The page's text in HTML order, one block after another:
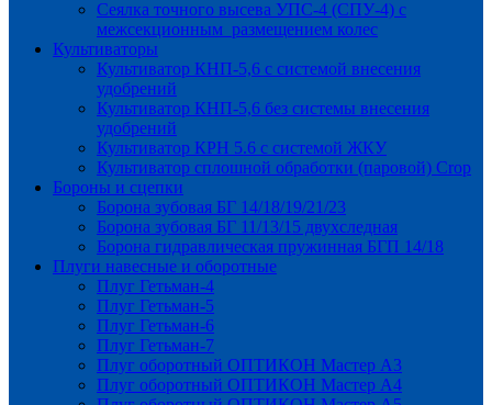
Сеялка точного высева УПС-4 (СПУ-4) с
межсекционным размещением колес
Культиваторы
Культиватор КНП-5,6 с системой внесения
удобрений
Культиватор КНП-5,6 без системы внесения
удобрений
Культиватор КРН 5.6 с системой ЖКУ
Культиватор сплошной обработки (паровой) Crop
Бороны и сцепки
Борона зубовая БГ 14/18/19/21/23
Борона зубовая БГ 11/13/15 двухследная
Борона гидравлическая пружинная БГП 14/18
Плуги навесные и оборотные
Плуг Гетьман-4
Плуг Гетьман-5
Плуг Гетьман-6
Плуг Гетьман-7
Плуг оборотный ОПТИКОН Мастер А3
Плуг оборотный ОПТИКОН Мастер А4